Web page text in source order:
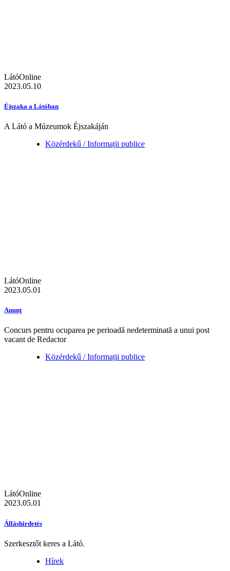
LátóOnline
2023.05.10
Éjszaka a Látóban
A Látó a Múzeumok Éjszakáján
Közérdekű / Informații publice
LátóOnline
2023.05.01
Anunţ
Concurs pentru ocuparea pe perioadă nedeterminată a unui post
vacant de Redactor
Közérdekű / Informații publice
LátóOnline
2023.05.01
Álláshirdetés
Szerkesztőt keres a Látó.
Hírek